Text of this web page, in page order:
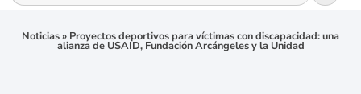
Noticias» Proyectos deportivos para víctimas con discapacidad: una
alianza de USAID, Fundación Arcángeles y la Unidad